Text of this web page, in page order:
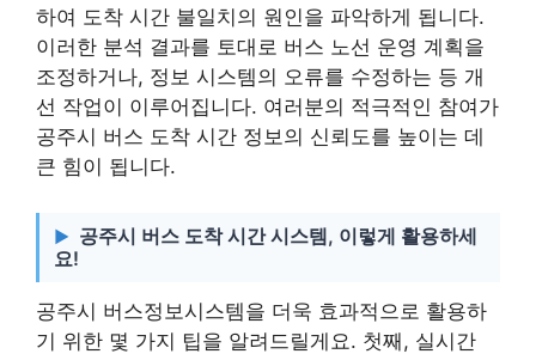
하여 도착 시간 불일치의 원인을 파악하게 됩니다.
이러한 분석 결과를 토대로 버스 노선 운영 계획을
조정하거나, 정보 시스템의 오류를 수정하는 등 개
선 작업이 이루어집니다. 여러분의 적극적인 참여가
공주시 버스 도착 시간 정보의 신뢰도를 높이는 데
큰 힘이 됩니다.
공주시 버스 도착 시간 시스템, 이렇게 활용하세
요!
공주시 버스정보시스템을 더욱 효과적으로 활용하
기 위한 몇 가지 팁을 알려드릴게요. 첫째, 실시간